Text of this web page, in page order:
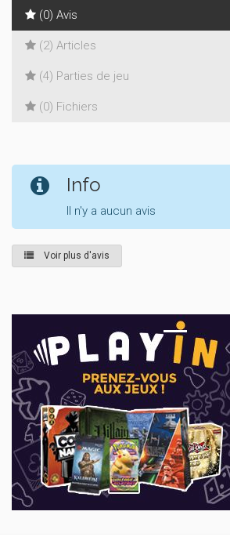
(0) Avis
(2) Articles
(4) Parties de jeu
(0) Fichiers
Info
Il n'y a aucun avis
Voir plus d'avis